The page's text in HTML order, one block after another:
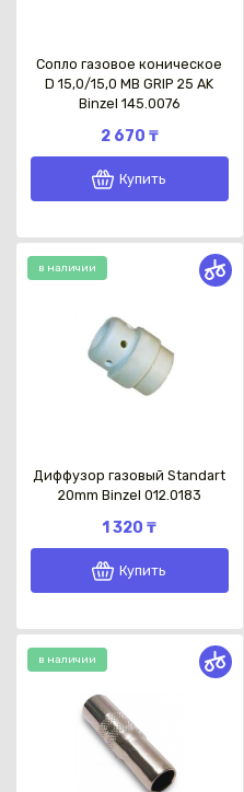
Сопло газовое коническое
D 15,0/15,0 MB GRIP 25 AK
Binzel 145.0076
2 670 ₸
Купить
в наличии
Диффузор газовый Standart
20mm Binzel 012.0183
1 320 ₸
Купить
в наличии